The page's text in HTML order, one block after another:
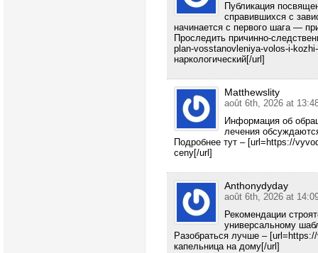
Публикация
справившихся с
начинается с первого шага —
Проследить причинно-
plan-vosstanovleniya-volos-i-
наркологический[/url]
Matthewslity
août 6th, 2026 at
Информация об
лечения
Подробнее тут – [url=https://
ceny[/url]
Anthonydyday
août 6th, 2026 at
Рекомендации
универсальному
Разобраться лучше –
капельница на дому[/url]